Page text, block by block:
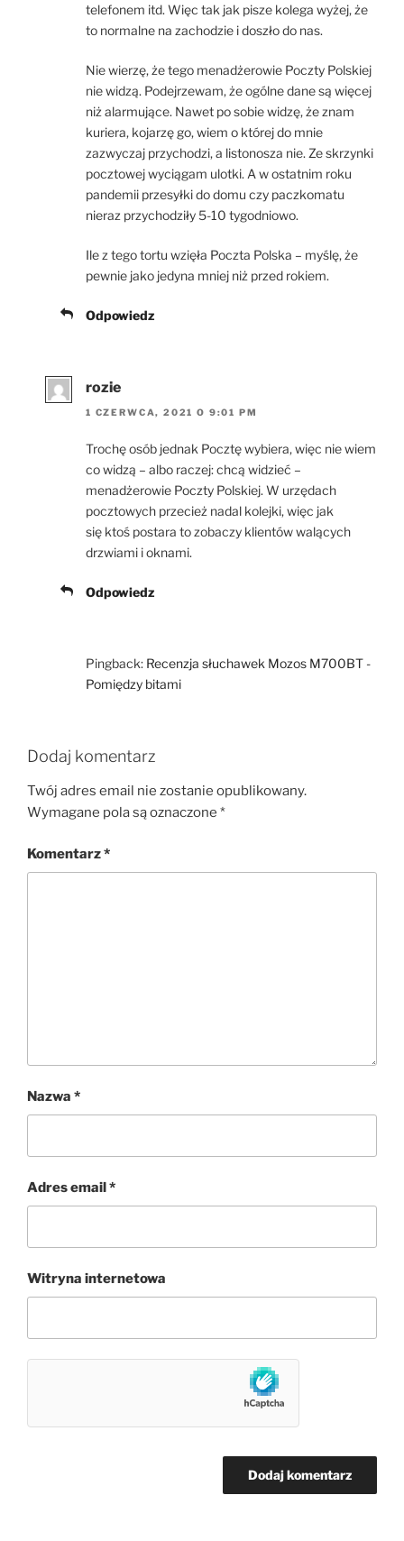
telefonem itd. Więc tak jak pisze kolega wyżej, że
to normalne na zachodzie i doszło do nas.
Nie wierzę, że tego menadżerowie Poczty Polskiej
nie widzą. Podejrzewam, że ogólne dane są więcej
niż alarmujące. Nawet po sobie widzę, że znam
kuriera, kojarzę go, wiem o której do mnie
zazwyczaj przychodzi, a listonosza nie. Ze skrzynki
pocztowej wyciągam ulotki. A w ostatnim roku
pandemii przesyłki do domu czy paczkomatu
nieraz przychodziły 5-10 tygodniowo.
Ile z tego tortu wzięła Poczta Polska – myślę, że
pewnie jako jedyna mniej niż przed rokiem.
Odpowiedz
rozie
1 CZERWCA, 2021 O 9:01 PM
Trochę osób jednak Pocztę wybiera, więc nie wiem
co widzą – albo raczej: chcą widzieć –
menadżerowie Poczty Polskiej. W urzędach
pocztowych przecież nadal kolejki, więc jak
się ktoś postara to zobaczy klientów walących
drzwiami i oknami.
Odpowiedz
Pingback: Recenzja słuchawek Mozos M700BT -
Pomiędzy bitami
Dodaj komentarz
Twój adres email nie zostanie opublikowany.
Wymagane pola są oznaczone *
Komentarz*
Nazwa *
Adres email*
Witryna internetowa